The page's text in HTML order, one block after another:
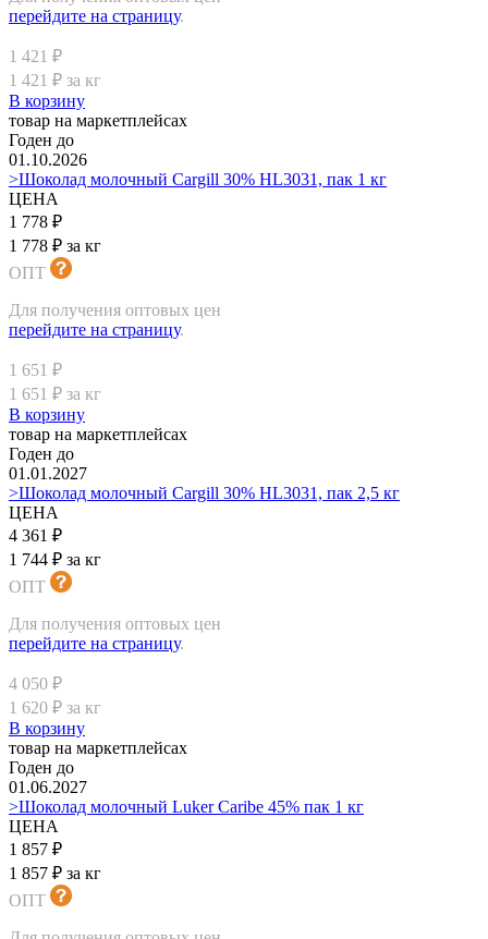
перейдите на страницу.
1 421 ₽
1 421 ₽ за кг
В корзину
товар на маркетплейсах
Годен до
01.10.2026
>Шоколад молочный Cargill 30% HL3031, пак 1 кг
ЦЕНА
1 778 ₽
1 778 ₽ за кг
ОПТ
Для получения оптовых цен
перейдите на страницу.
1 651 ₽
1 651 ₽ за кг
В корзину
товар на маркетплейсах
Годен до
01.01.2027
>Шоколад молочный Cargill 30% HL3031, пак 2,5 кг
ЦЕНА
4 361 ₽
1 744 ₽ за кг
ОПТ
Для получения оптовых цен
перейдите на страницу.
4 050 ₽
1 620 ₽ за кг
В корзину
товар на маркетплейсах
Годен до
01.06.2027
>Шоколад молочный Luker Caribe 45% пак 1 кг
ЦЕНА
1 857 ₽
1 857 ₽ за кг
ОПТ